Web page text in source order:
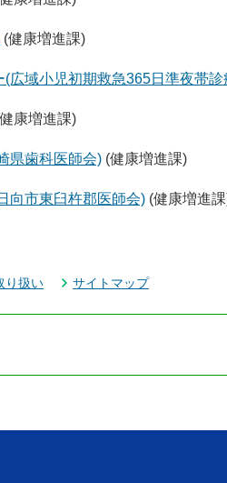
(健康増進課)
広域小児初期救急365日準夜帯診
康増進課)
県歯科医師会) (健康増進課)
向市東臼杵郡医師会) (健康増進
り扱い サイトマップ